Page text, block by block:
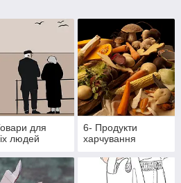
для
людей
6- Продукти
харчування